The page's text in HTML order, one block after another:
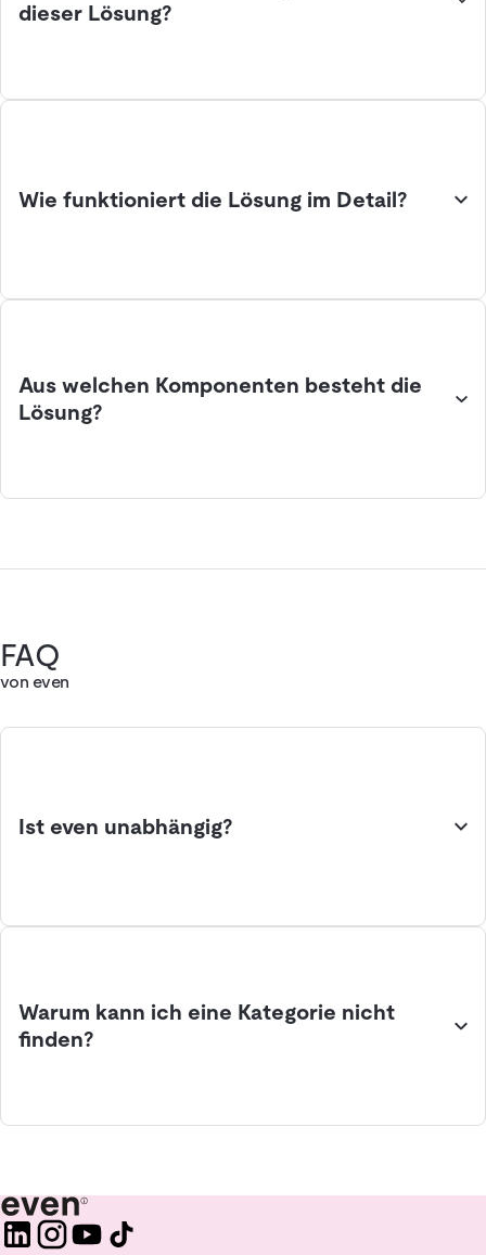
dieser Lösung?
Wie funktioniert die Lösung im Detail?
Aus welchen Komponenten besteht die
Lösung?
FAQ
von even
Ist even unabhängig?
Warum kann ich eine Kategorie nicht
finden?